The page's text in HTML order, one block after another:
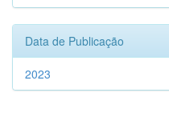
Data de Publicação
2023